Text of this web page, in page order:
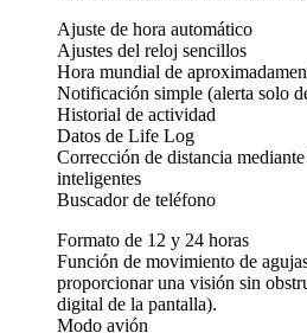
Ajuste de hora automático
Ajustes del reloj sencillos
Hora mundial de
Notificación simple (alerta solo
Historial de actividad
Datos de Life Log
Corrección de distancia
inteligentes
Buscador de teléfono
Formato de 12 y 24 horas
Función de movimiento de
proporcionar una visión sin
digital de la pantalla).
Modo avión